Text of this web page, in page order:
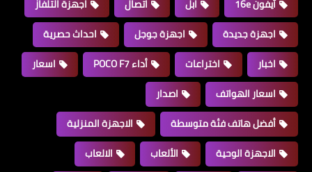
آيفون 16e ابل اتصال
اجهزة التلفاز
اجهزة جديدة
اجهزة جوجل
احداث حصرية
اخبار
اختراعات أداء POCO F7
اسعار
اسعار الهواتف
اصدار
أفضل هاتف فئة متوسطة
الاجهزة المنزلية
الاجهزة الوحية
الألعاب
الالعاب